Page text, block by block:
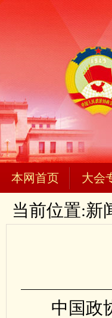
本网首页 大会
当前位置:新
中国政